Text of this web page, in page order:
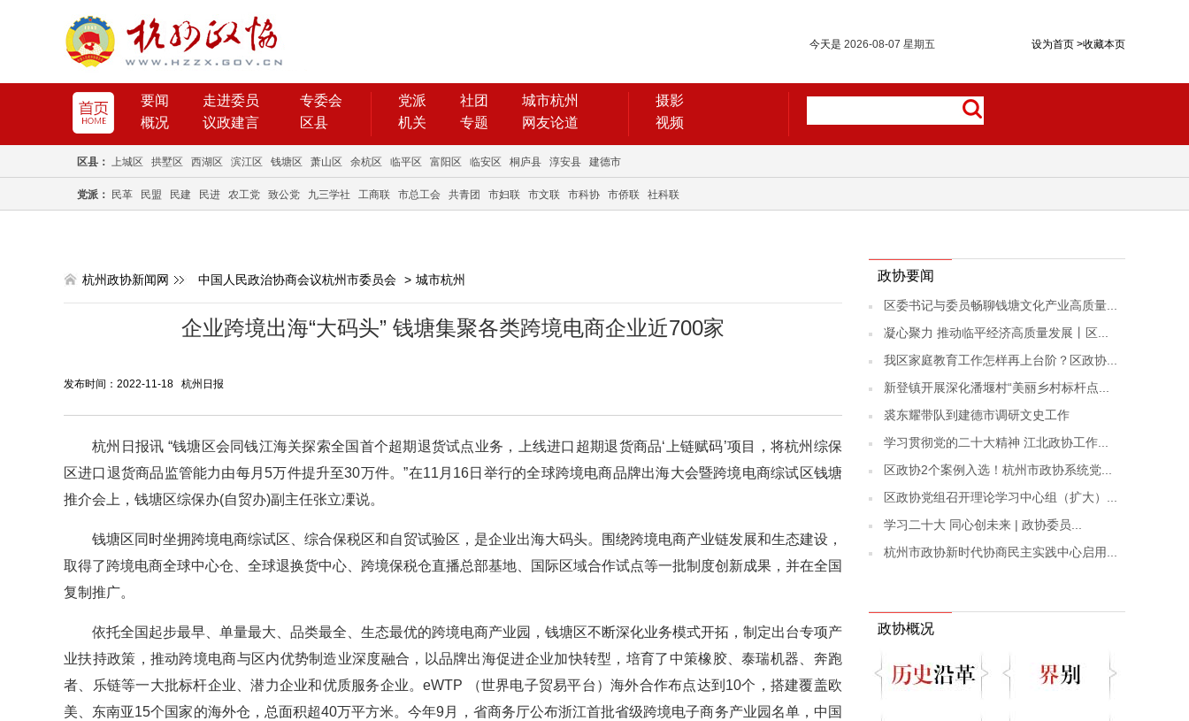
设为首页 >收藏本页
今天是 2026-08-07 星期五
要闻 走进委员
专委会
概况
议政建言 区县
党派 社团
城市杭州
机关
专题 网友论道
摄影
视频
区县： 上城区 拱墅区 西湖区 滨江区 钱塘区 萧山区 余杭区 临平区 富阳区 临安区 桐庐县 淳安县 建德市
党派： 民革 民盟 民建 民进 农工党 致公党 九三学社 工商联 市总工会 共青团 市妇联 市文联 市科协 市侨联 社科联
杭州政协新闻网 中国人民政治协商会议杭州市委员会 > 城市杭州
企业跨境出海“大码头” 钱塘集聚各类跨境电商企业近700家
发布时间：2022-11-18 杭州日报
杭州日报讯 “钱塘区会同钱江海关探索全国首个超期退货试点业务，上线进口超期退货商品‘上链赋码’项目，将杭州综保
区进口退货商品监管能力由每月5万件提升至30万件。”在11月16日举行的全球跨境电商品牌出海大会暨跨境电商综试区钱塘
推介会上，钱塘区综保办(自贸办)副主任张立凓说。
钱塘区同时坐拥跨境电商综试区、综合保税区和自贸试验区，是企业出海大码头。围绕跨境电商产业链发展和生态建设，
取得了跨境电商全球中心仓、全球退换货中心、跨境保税仓直播总部基地、国际区域合作试点等一批制度创新成果，并在全国
复制推广。
依托全国起步最早、单量最大、品类最全、生态最优的跨境电商产业园，钱塘区不断深化业务模式开拓，制定出台专项产
业扶持政策，推动跨境电商与区内优势制造业深度融合，以品牌出海促进企业加快转型，培育了中策橡胶、泰瑞机器、奔跑
者、乐链等一大批标杆企业、潜力企业和优质服务企业。eWTP （世界电子贸易平台）海外合作布点达到10个，搭建覆盖欧
美、东南亚15个国家的海外仓，总面积超40万平方米。今年9月，省商务厅公布浙江首批省级跨境电子商务产业园名单，中国
政协要闻
区委书记与委员畅聊钱塘文化产业高质量...
凝心聚力 推动临平经济高质量发展丨区...
我区家庭教育工作怎样再上台阶？区政协...
新登镇开展深化潘堰村“美丽乡村标杆点...
裘东耀带队到建德市调研文史工作
学习贯彻党的二十大精神 江北政协工作...
区政协2个案例入选！杭州市政协系统党...
区政协党组召开理论学习中心组（扩大）...
学习二十大 同心创未来 | 政协委员...
杭州市政协新时代协商民主实践中心启用...
政协概况